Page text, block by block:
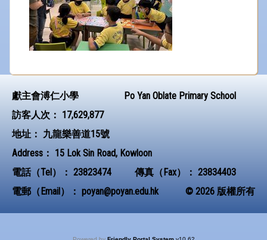
獻主會溥仁小學
Po Yan Oblate Primary School
訪客人次： 17,629,877
地址： 九龍樂善道15號
Address： 15 Lok Sin Road, Kowloon
電話（Tel）： 23823474 傳真（Fax）： 23834403
電郵（Email）： poyan@poyan.edu.hk © 2026 版權所有